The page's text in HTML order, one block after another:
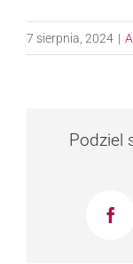
7 sierpnia, 2024 |
Podziel